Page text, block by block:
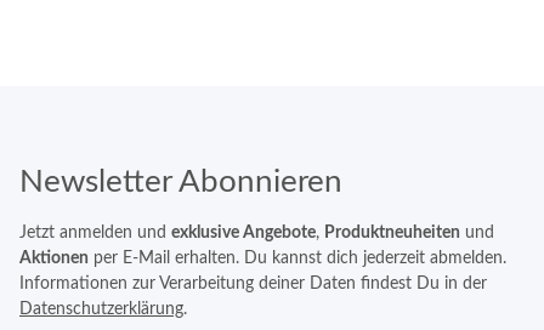
Newsletter Abonnieren
Jetzt anmelden und exklusive Angebote, Produktneuheiten und
Aktionen per E-Mail erhalten. Du kannst dich jederzeit abmelden.
Informationen zur Verarbeitung deiner Daten findest Du in der
Datenschutzerklärung.